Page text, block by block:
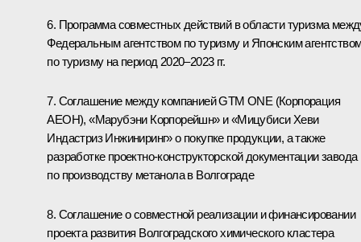
6. Программа совместных действий в области туризма
Федеральным агентством по туризму и Японским
по туризму на период 2020–2023 гг.
7. Соглашение между компанией GTM ONE (Корпорация
АЕОН), «Марубэни Корпорейшн» и «Мицубиси Хеви
Индастриз Инжиниринг» о покупке продукции, а также
разработке проектно-конструкторской документации завода
по производству метанола в Волгограде
8. Соглашение о совместной реализации и финансировании
проекта развития Волгоградского химического кластера